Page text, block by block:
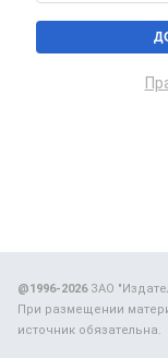
@1996-2026ЗАО
При размещении
источник обязательна.